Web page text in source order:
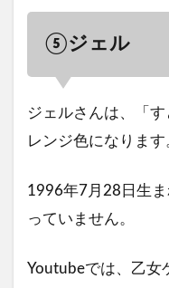
⑤ジェル
ジェルさんは、「
レンジ色になります
1996年7月28日生
っていません。
Youtubeでは、乙女